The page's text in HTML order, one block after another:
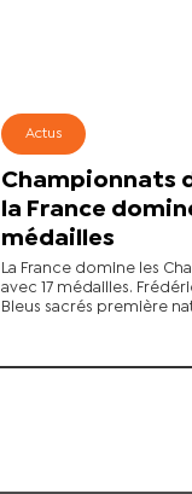
Actus
Championnats
la France
médailles
La France domine les
avec 17 médailles.
Bleus sacrés première